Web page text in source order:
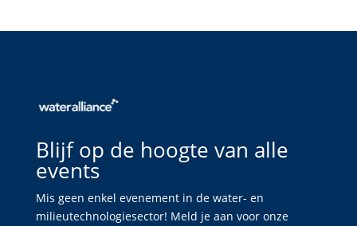
Blijf op de hoogte van alle
events
Mis geen enkel evenement in de water- en
milieutechnologiesector! Meld je aan voor onze